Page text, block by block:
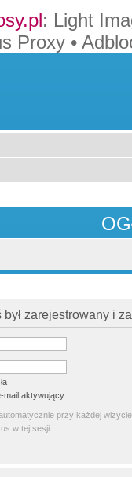
: Light
Proxy •
zarejestrowany i
mail aktywujący
przy każdej wizycie
w tej sesji